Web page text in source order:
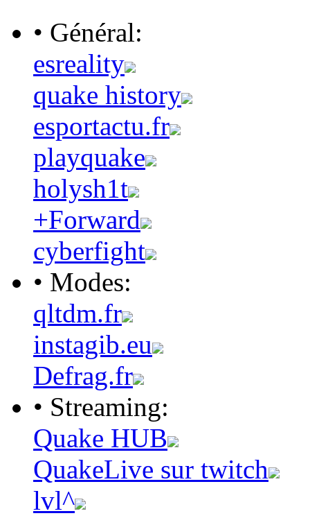
• Général:
esreality
quake history
esportactu.fr
playquake
holysh1t
+Forward
cyberfight
• Modes:
qltdm.fr
instagib.eu
Defrag.fr
• Streaming:
Quake HUB
QuakeLive sur twitch
lvl^